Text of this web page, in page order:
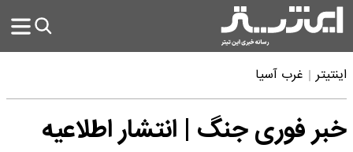
اینتیتر غرب آسیا
خبر فوری جنگ | انتشار اطلاعیه